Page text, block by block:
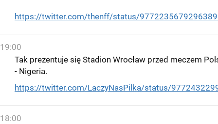
https://twitter.com/thenff/status/
19:00
Tak prezentuje się Stadion Wrocław przed meczem
- Nigeria.
https://twitter.com/LaczyNasPilka/status/
18:00